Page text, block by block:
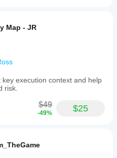
Map - JR
execution context and help
risk.
$49
-49% $25